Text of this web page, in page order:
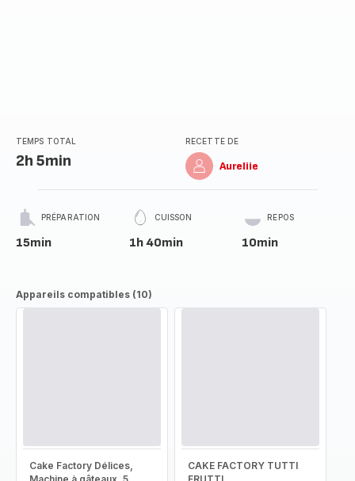
TEMPS TOTAL
2h 5min
RECETTE DE
Aureliie
PRÉPARATION
15min
CUISSON
1h 40min
REPOS
10min
Appareils compatibles (10)
Cake Factory Délices,
CAKE FACTORY TUTTI